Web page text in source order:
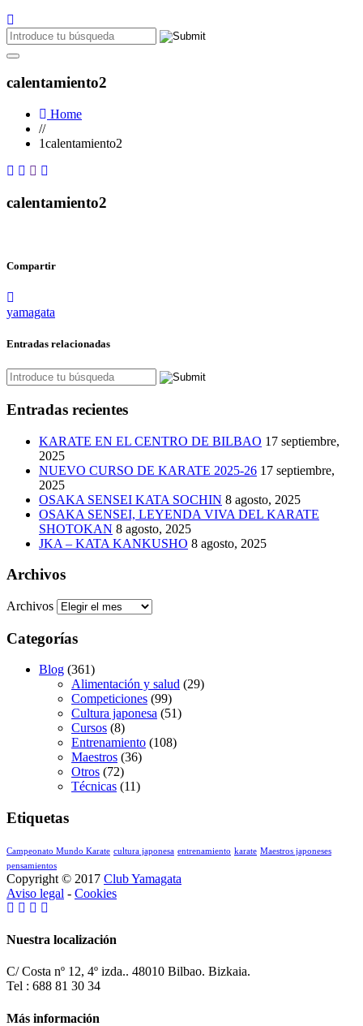
calentamiento2
Home
//
1calentamiento2
calentamiento2
Compartir
yamagata
Entradas relacionadas
Entradas recientes
KARATE EN EL CENTRO DE BILBAO 17 septiembre,
2025
NUEVO CURSO DE KARATE 2025-26 17 septiembre,
2025
OSAKA SENSEI KATA SOCHIN 8 agosto, 2025
OSAKA SENSEI, LEYENDA VIVA DEL KARATE
SHOTOKAN 8 agosto, 2025
JKA – KATA KANKUSHO 8 agosto, 2025
Archivos
Archivos
Categorías
Blog (361)
Alimentación y salud (29)
Competiciones (99)
Cultura japonesa (51)
Cursos (8)
Entrenamiento (108)
Maestros (36)
Otros (72)
Técnicas (11)
Etiquetas
Campeonato Mundo Karate cultura japonesa entrenamiento karate Maestros japoneses
pensamientos
Copyright © 2017 Club Yamagata
Aviso legal - Cookies
Nuestra localización
C/ Costa nº 12, 4º izda.. 48010 Bilbao. Bizkaia.
Tel : 688 81 30 34
Más información